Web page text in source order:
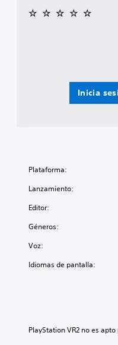
Inicia
Plataforma:
Lanzamiento:
Editor:
Géneros:
Voz:
Idiomas de pantalla:
PlayStation VR2 no es